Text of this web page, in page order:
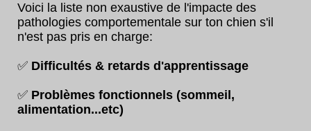
Voici la liste non exaustive de l'impacte des
pathologies comportementale sur ton chien s'il
n'est pas pris en charge:
✅ Difficultés & retards d'apprentissage
✅ Problèmes fonctionnels (sommeil,
alimentation...etc)